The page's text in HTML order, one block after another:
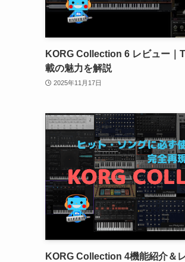
KORG Collection 6 レビュー｜
載の魅力を解説
2025年11月17日
KORG Collection 4機能紹介＆